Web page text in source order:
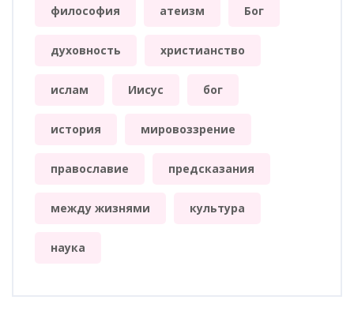
философия атеизм Бог
духовность христианство
ислам Иисус бог
история мировоззрение
православие предсказания
между жизнями культура
наука